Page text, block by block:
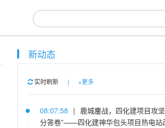
新动态
实时刷新 | +更多
08:07:58 | 鹿城鏖战，四化建项目攻
分答卷”——四化建神华包头项目热电站